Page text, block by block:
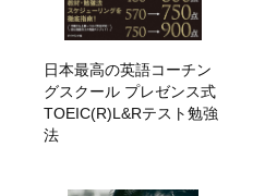
日本最高の英語コーチン
グスクール プレゼンス式
TOEIC(R)L&Rテスト勉強
法